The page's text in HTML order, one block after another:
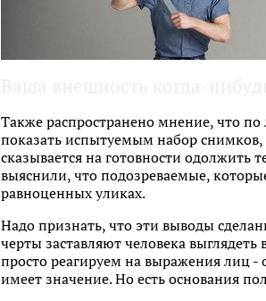
Также распространено мнение, что
показать испытуемым набор снимков,
сказывается на готовности одолжить
выяснили, что подозреваемые,
равноценных уликах.
Надо признать, что эти выводы
черты заставляют человека
просто реагируем на выражения лиц
имеет значение. Но есть основания